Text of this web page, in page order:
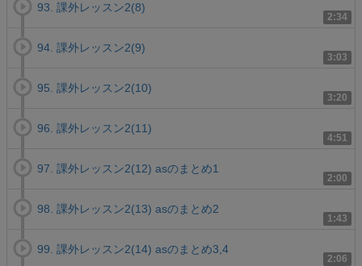
2:34
93. 課外レッスン2(8)
3:03
94. 課外レッスン2(9)
3:20
95. 課外レッスン2(10)
4:51
96. 課外レッスン2(11)
2:00
97. 課外レッスン2(12) asのまとめ1
1:43
98. 課外レッスン2(13) asのまとめ2
2:06
99. 課外レッスン2(14) asのまとめ3,4